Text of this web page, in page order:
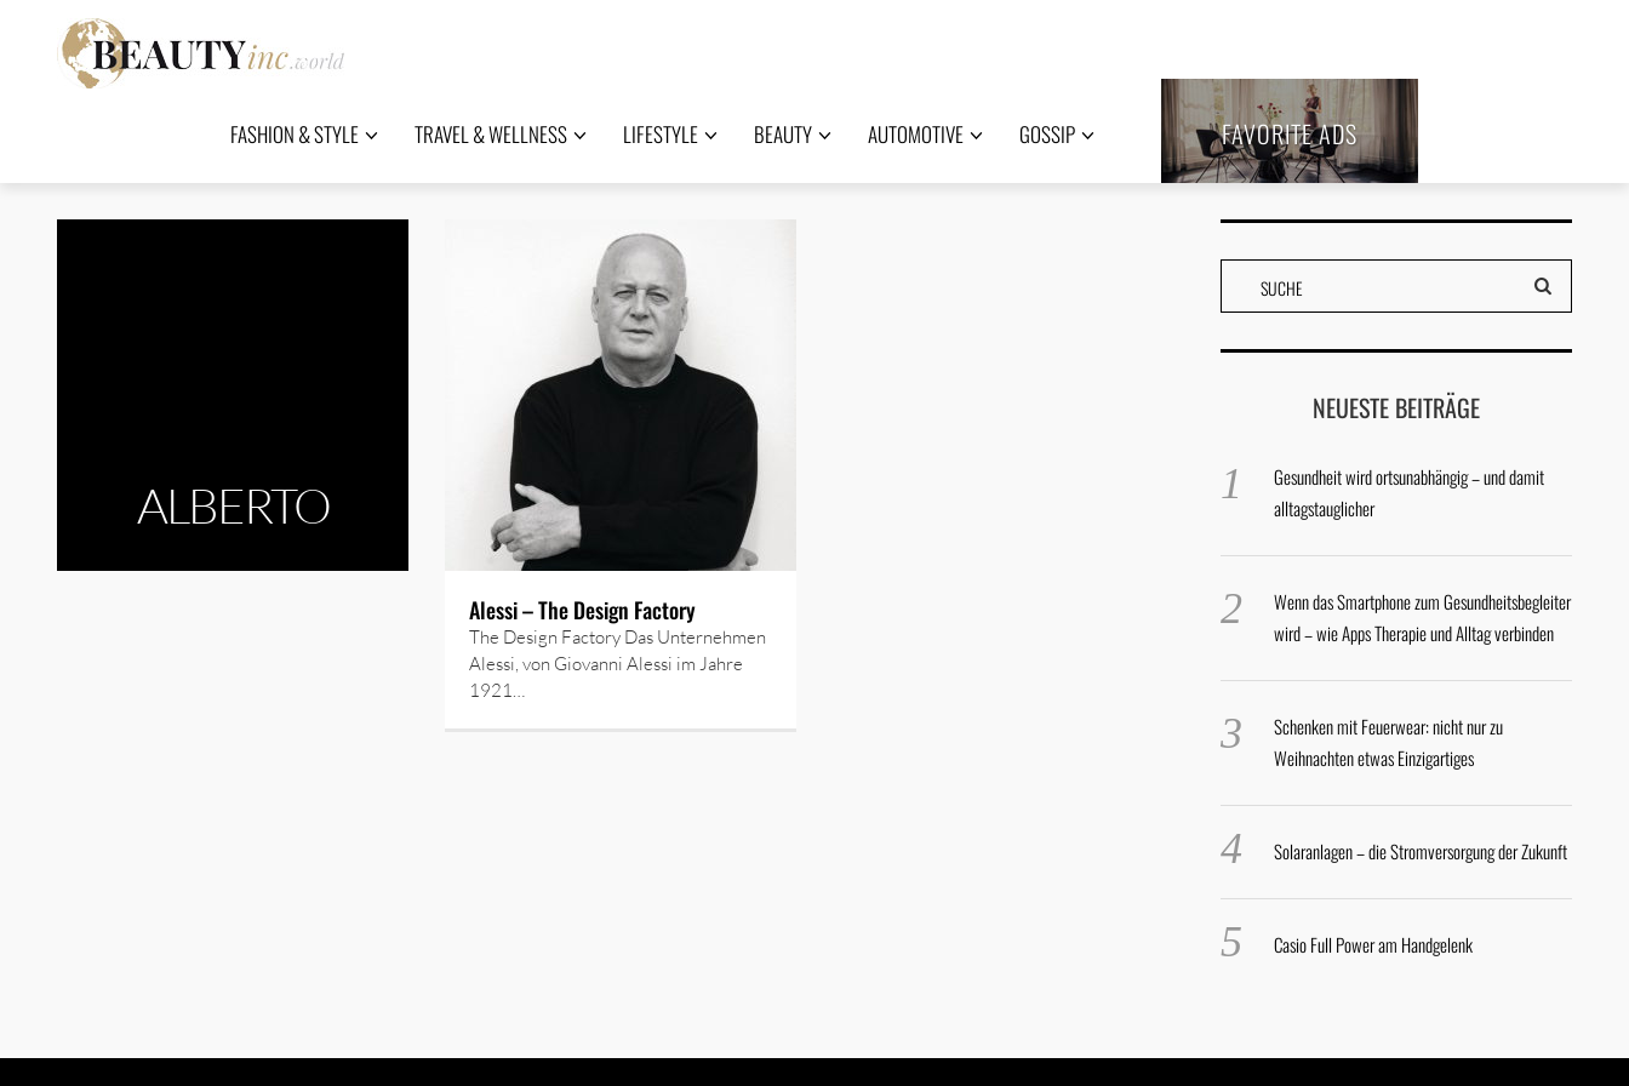
FASHION & STYLE TRAVEL & WELLNESS LIFESTYLE BEAUTY AUTOMOTIVE GOSSIP FAVORITE ADS
ALBERTO
Alessi – The Design Factory
The Design Factory Das Unternehmen
Alessi, von Giovanni Alessi im Jahre
1921…
NEUESTE BEITRÄGE
Gesundheit wird ortsunabhängig – und damit
alltagstauglicher
Wenn das Smartphone zum Gesundheitsbegleiter
wird – wie Apps Therapie und Alltag verbinden
Schenken mit Feuerwear: nicht nur zu
Weihnachten etwas Einzigartiges
Solaranlagen – die Stromversorgung der Zukunft
Casio Full Power am Handgelenk